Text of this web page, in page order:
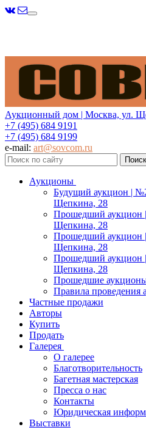
Меню
Аукционный дом | Москва, ул.
+7 (495) 684 9191
+7 (495) 684 9199
e-mail: art@sovcom.ru
Аукционы
Будущий аукцион |
Щепкина, 28
Прошедший аукцион
Щепкина, 28
Прошедший аукцион
Щепкина, 28
Прошедший аукцион |
Щепкина, 28
Прошедшие
Правила проведения
Частные продажи
Авторы
Купить
Продать
Галерея
О галерее
Благотворительность
Багетная мастерская
Пресса о нас
Контакты
Юридическая
Выставки